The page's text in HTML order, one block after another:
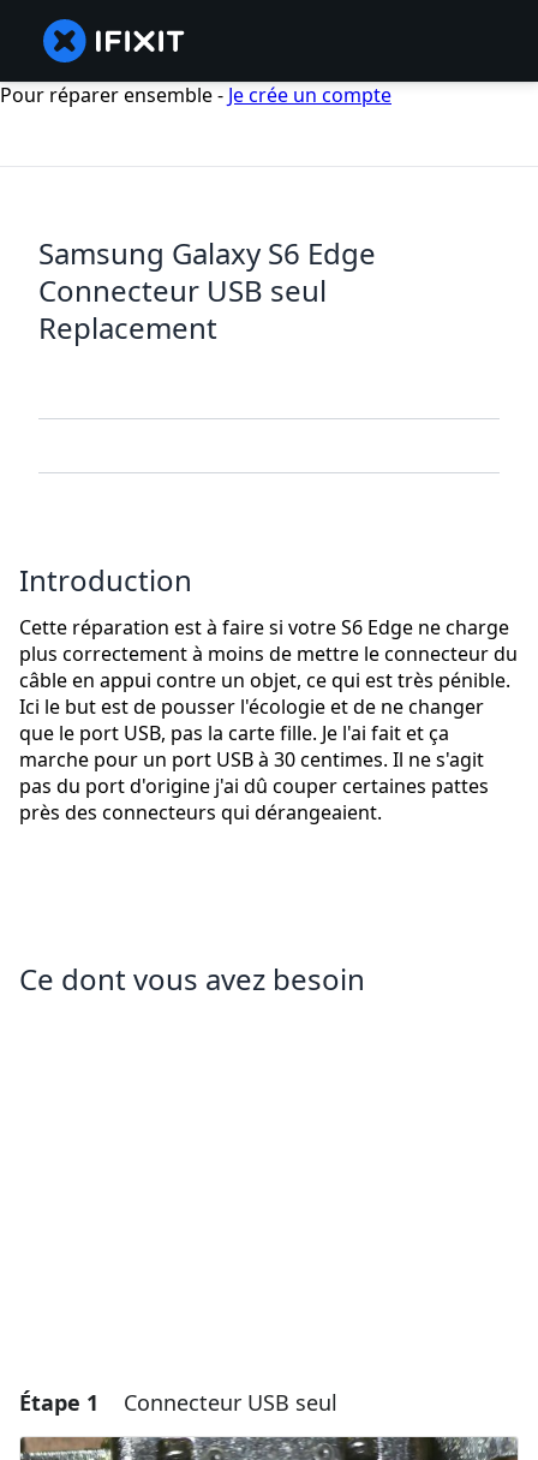
Pour réparer ensemble - Je crée un compte
Samsung Galaxy S6 Edge
Connecteur USB seul
Replacement
Introduction
Cette réparation est à faire si votre S6 Edge ne charge
plus correctement à moins de mettre le connecteur du
câble en appui contre un objet, ce qui est très pénible.
Ici le but est de pousser l'écologie et de ne changer
que le port USB, pas la carte fille. Je l'ai fait et ça
marche pour un port USB à 30 centimes. Il ne s'agit
pas du port d'origine j'ai dû couper certaines pattes
près des connecteurs qui dérangeaient.
Ce dont vous avez besoin
Étape 1 Connecteur USB seul